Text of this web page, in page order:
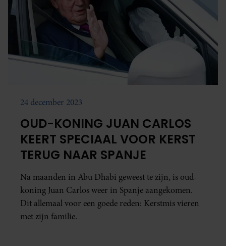
24 december 2023
OUD-KONING JUAN CARLOS
KEERT SPECIAAL VOOR KERST
TERUG NAAR SPANJE
Na maanden in Abu Dhabi geweest te zijn, is oud-
koning Juan Carlos weer in Spanje aangekomen.
Dit allemaal voor een goede reden: Kerstmis vieren
met zijn familie.